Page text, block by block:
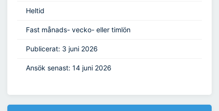
Heltid
Fast månads- vecko- eller timlön
Publicerat: 3 juni 2026
Ansök senast: 14 juni 2026